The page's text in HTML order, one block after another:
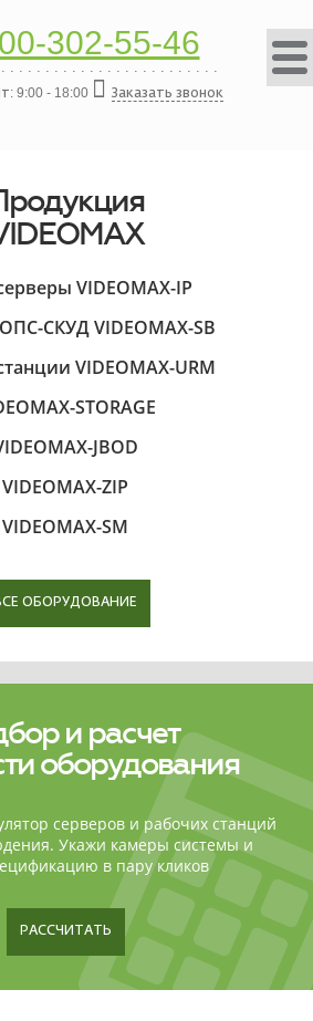
302-55-46
9:00 - 18:00 Заказать звонок
VIDEOMAX-IP
СКУД VIDEOMAX-SB
VIDEOMAX-URM
STORAGE
JBOD
VIDEOMAX-ZIP
VIDEOMAX-SM
ОБОРУДОВАНИЕ
и расчет
оборудования
серверов и рабочих станций
Укажи камеры системы и
в пару кликов
РАССЧИТАТЬ